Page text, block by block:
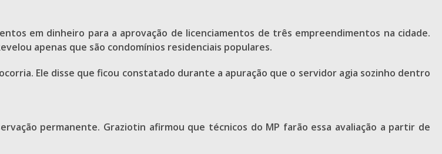
em dinheiro para a aprovação de licenciamentos de três empreendimentos na cidade.
apenas que são condomínios residenciais populares.
Ele disse que ficou constatado durante a apuração que o servidor agia sozinho dentro
permanente. Graziotin afirmou que técnicos do MP farão essa avaliação a partir de